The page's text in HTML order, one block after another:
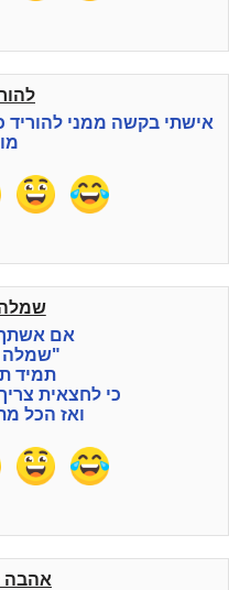
אישתי בקשה ממני
שמלה
אם
"שמלה
תמיד
כי לחצאית
ואז הכל
אהבה